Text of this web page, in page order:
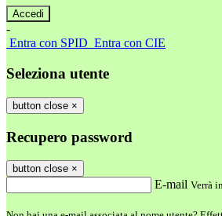
-
Entra con SPID Entra con CIE
Seleziona utente
button close ×
Recupero password
button close ×
E-mail Verrà